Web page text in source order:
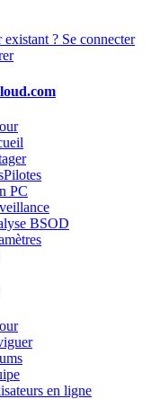
? Se connecter
PC
BSOD
en ligne